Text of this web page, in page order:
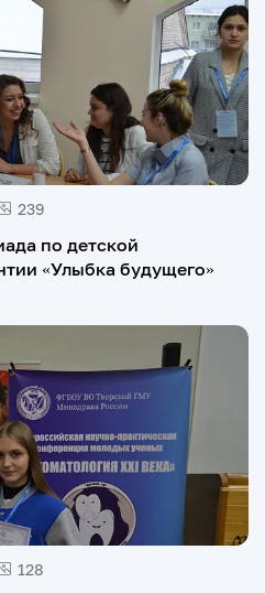
239
по детской
«Улыбка будущего»
128